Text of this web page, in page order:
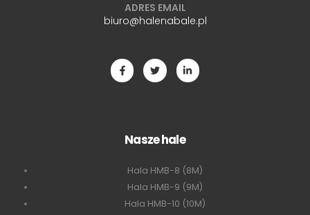
ADRES EMAIL
biuro@halenabale.pl
Nasze hale
Hala HMB-8 (8M)
Hala HMB-9 (9M)
Hala HMB-10 (10M)